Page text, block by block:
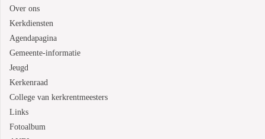
Over ons
Kerkdiensten
Agendapagina
Gemeente-informatie
Jeugd
Kerkenraad
College van kerkrentmeesters
Links
Fotoalbum